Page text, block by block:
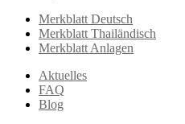
Merkblatt Deutsch
Merkblatt Thailändisch
Merkblatt Anlagen
Aktuelles
FAQ
Blog